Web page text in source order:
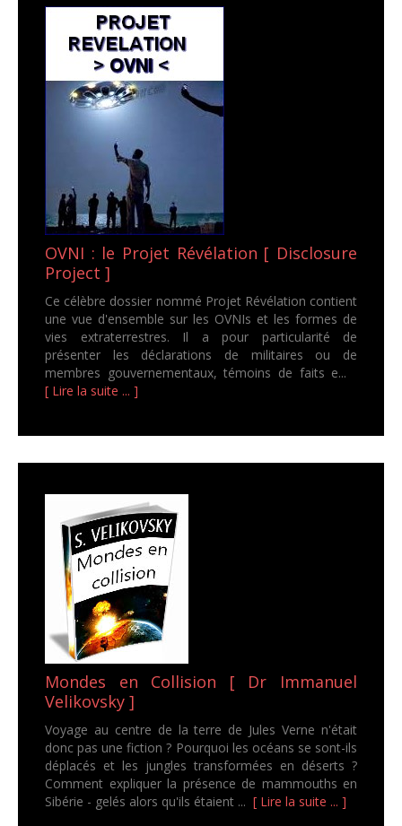
OVNI : le Projet Révélation [ Disclosure
Project ]
Ce célèbre dossier nommé Projet Révélation contient
une vue d'ensemble sur les OVNIs et les formes de
vies extraterrestres. Il a pour particularité de
présenter les déclarations de militaires ou de
membres gouvernementaux, témoins de faits e...
[ Lire la suite ... ]
Mondes en Collision [ Dr Immanuel
Velikovsky ]
Voyage au centre de la terre de Jules Verne n'était
donc pas une fiction ? Pourquoi les océans se sont-ils
déplacés et les jungles transformées en déserts ?
Comment expliquer la présence de mammouths en
Sibérie - gelés alors qu'ils étaient ... [ Lire la suite ... ]